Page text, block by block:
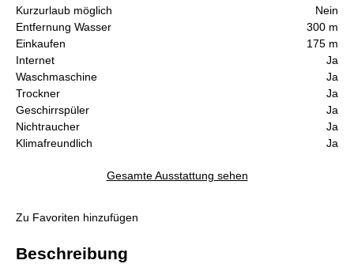
Kurzurlaub möglich
Nein
Entfernung Wasser
300 m
Einkaufen
175 m
Internet
Ja
Waschmaschine
Ja
Trockner
Ja
Geschirrspüler
Ja
Nichtraucher
Ja
Klimafreundlich
Ja
Gesamte Ausstattung sehen
Zu Favoriten hinzufügen
Beschreibung